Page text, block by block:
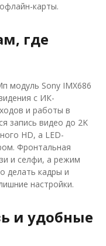
карты.
где
модуль Sony IMX686
с ИК-
и работы в
запись видео до 2K
HD, а LED-
Фронтальная
и селфи, а режим
делать кадры и
настройки.
и удобные